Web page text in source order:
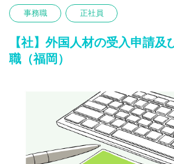
□現金出納業務
□書類作成
事務職 正社員
【社】外国人材の受入申請及
職（福岡）